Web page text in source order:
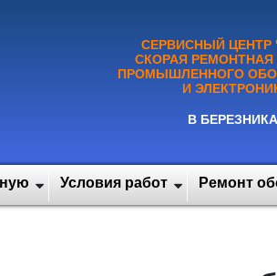
СЕРВИСНЫЙ ЦЕНТР
СКОРАЯ
ПРОМЫШЛЕННОГО
И
В
Условия работ Ремонт